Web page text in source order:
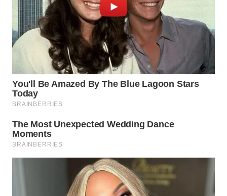
WN
LIKUPANG
LABUANBAJO
WN
BORNEO
Wahana
Media
Group